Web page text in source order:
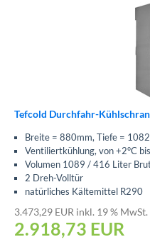
Tefcold Durchfahr-
Breite = 880mm, Tiefe =
Ventiliertkühlung, von +2°C
Volumen 1089 / 416 Liter
2 Dreh-Volltür
natürliches Kältemittel R290
3.473,29 EUR inkl. 19 % MwSt.
2.918,73 EUR